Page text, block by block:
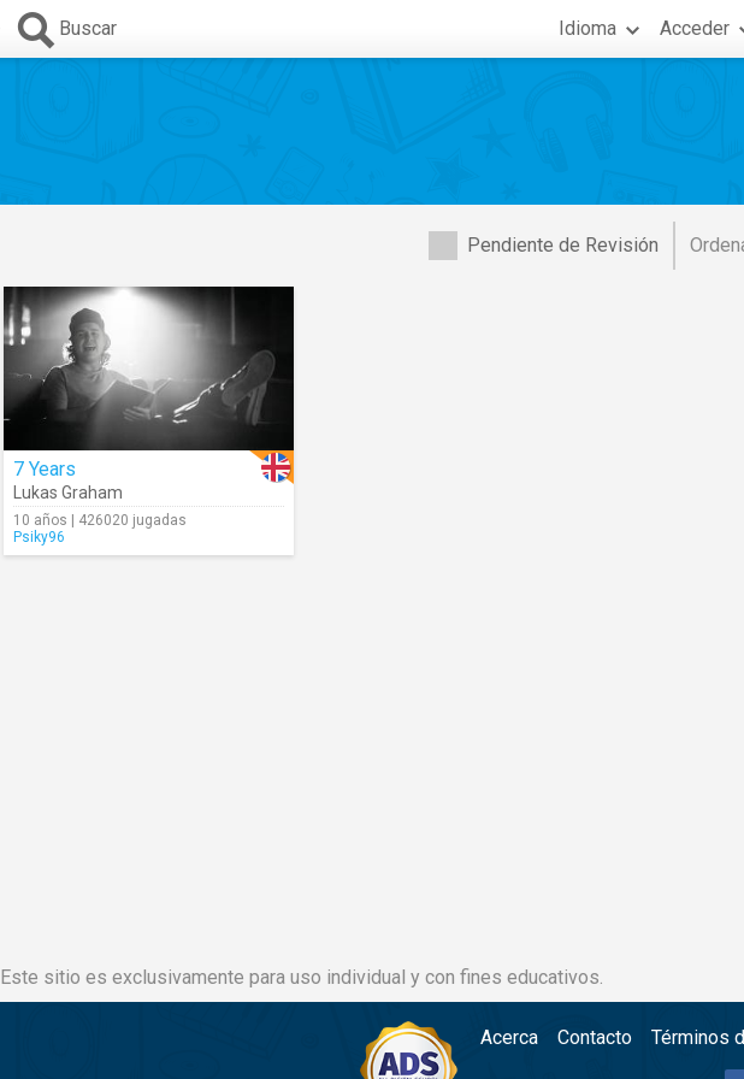
Buscar Idioma Acceder
Pendiente de Revisión
7 Years
Lukas Graham
10 años | 426020 jugadas
Psiky96
Este sitio es exclusivamente para uso individual y con fines educativos.
Acerca Contacto Términos